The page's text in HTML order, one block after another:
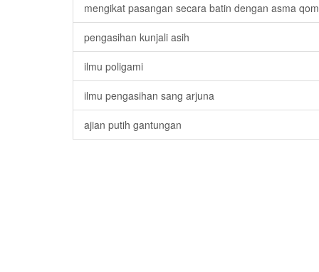
mengikat pasangan secara batin dengan asma
pengasihan kunjali asih
ilmu poligami
ilmu pengasihan sang arjuna
ajian putih gantungan